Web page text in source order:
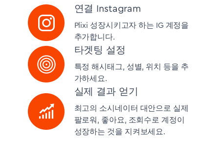
연결 Instagram
Plixi 성장시키고자 하는 IG 계정을
추가합니다.
타겟팅 설정
특정 해시태그, 성별, 위치 등을 추
가하세요.
실제 결과 얻기
최고의 소시네이터 대안으로 실제
팔로워, 좋아요, 조회수로 계정이
성장하는 것을 지켜보세요.